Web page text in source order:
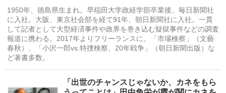
1950年、徳島県生まれ。早稲田大学政経学部卒業後、毎日新聞社
に入社。大阪、 東京社会部を経て91年、朝日新聞社に入社。一貫
して記者として大型経済事件や政界を巻き込む疑獄事件などの調査
報道に携わる。2017年よりフリーランスに。「市場検察」（文藝
春秋）、「 小沢一郎vs.特捜検察、20年戦争」（朝日新聞出版） な
ど著書多数。
「出世のチャンスじゃないか、カネをもら